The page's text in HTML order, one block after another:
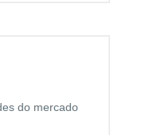
do mercado